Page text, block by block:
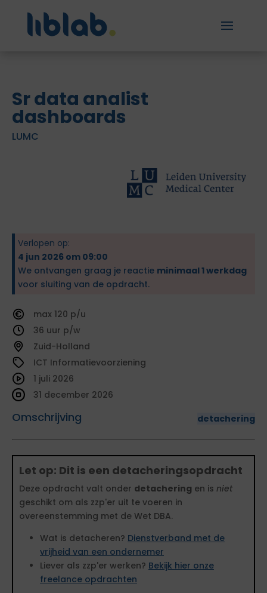
Sr data analist
dashboards
LUMC
Verlopen op:
4 jun 2026 om 09:00
We ontvangen graag je reactie minimaal 1 werkdag
voor sluiting van de opdracht.
120
36
Zuid-Holland
ICT Informatievoorziening
Omschrijving detachering
1 juli 2026
31 december 2026
Let op: Dit is een detacheringsopdracht
Deze opdracht valt onder detachering en is niet
geschikt om als zzp'er uit te voeren in
overeenstemming met de Wet DBA.
Wat is detacheren? Dienstverband met de
vrijheid van een ondernemer
Liever als zzp'er werken? Bekijk hier onze
freelance opdrachten